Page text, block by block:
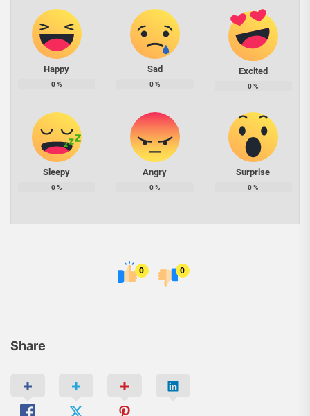
Share
Happy
0%
Sad
0%
Excited
0%
Sleepy
0%
Angry
0%
Surprise
0%
0 0